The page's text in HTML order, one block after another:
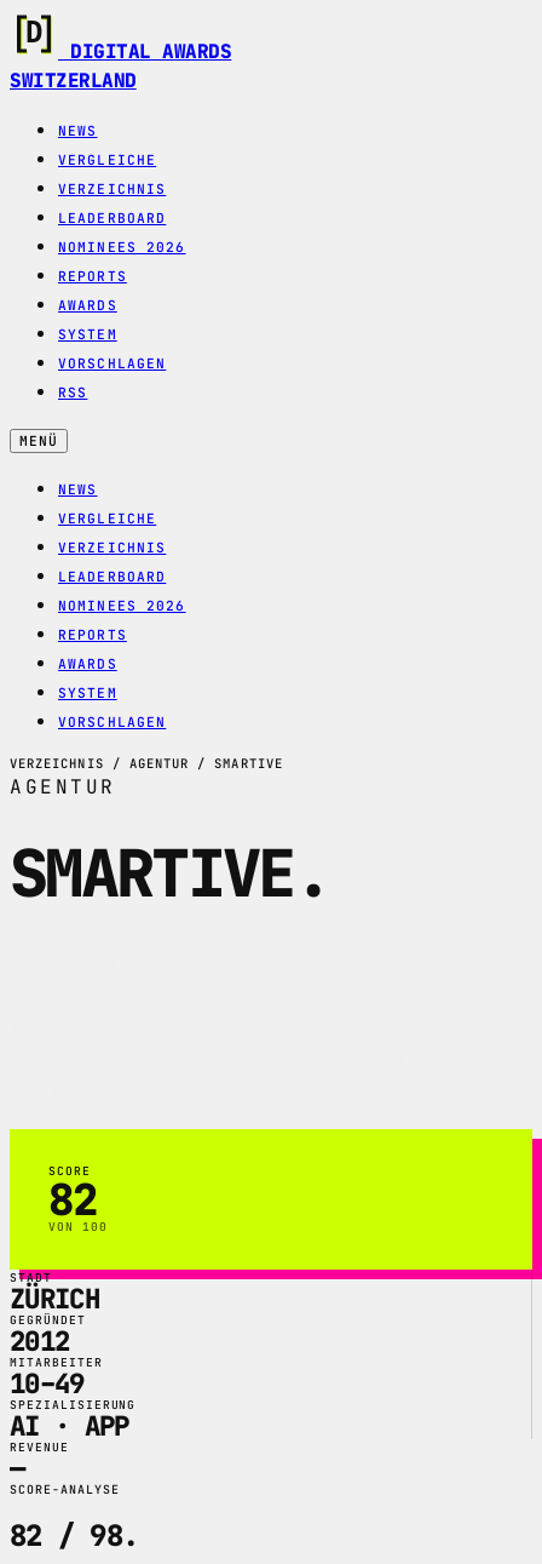
DIGITAL AWARDS
SWITZERLAND
NEWS
VERGLEICHE
VERZEICHNIS
LEADERBOARD
NOMINEES 2026
REPORTS
AWARDS
SYSTEM
VORSCHLAGEN
RSS
MENÜ
NEWS
VERGLEICHE
VERZEICHNIS
LEADERBOARD
NOMINEES 2026
REPORTS
AWARDS
SYSTEM
VORSCHLAGEN
VERZEICHNIS / AGENTUR / SMARTIVE
AGENTUR
SMARTIVE.
SCORE
82
VON 100
STADT
ZÜRICH
GEGRÜNDET
2012
MITARBEITER
10–49
SPEZIALISIERUNG
AI · APP
REVENUE
—
SCORE-ANALYSE
82 / 98.